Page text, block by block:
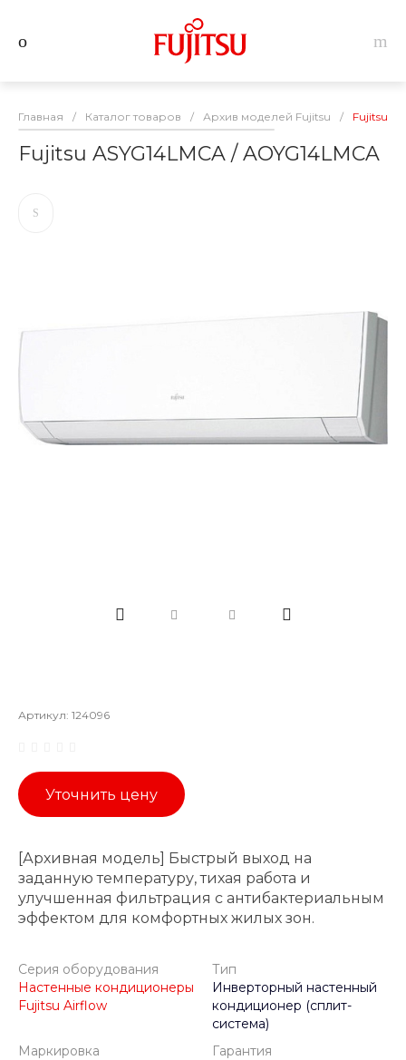
Главная / Каталог товаров / Архив моделей Fujitsu / Fujitsu
Fujitsu ASYG14LMCA / AOYG14LMCA
Артикул: 124096
Уточнить цену
[Архивная модель] Быстрый выход на
заданную температуру, тихая работа и
улучшенная фильтрация с антибактериальным
эффектом для комфортных жилых зон.
Серия оборудования
Настенные кондиционеры
Fujitsu Airflow
Тип
Инверторный настенный
кондиционер (сплит-
система)
Маркировка
Гарантия